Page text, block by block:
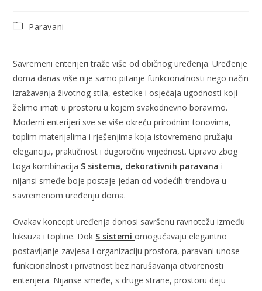
Paravani
Savremeni enterijeri traže više od običnog uređenja. Uređenje
doma danas više nije samo pitanje funkcionalnosti nego način
izražavanja životnog stila, estetike i osjećaja ugodnosti koji
želimo imati u prostoru u kojem svakodnevno boravimo.
Moderni enterijeri sve se više okreću prirodnim tonovima,
toplim materijalima i rješenjima koja istovremeno pružaju
eleganciju, praktičnost i dugoročnu vrijednost. Upravo zbog
toga kombinacija S sistema, dekorativnih paravanai
nijansi smeđe boje postaje jedan od vodećih trendova u
savremenom uređenju doma.
Ovakav koncept uređenja donosi savršenu ravnotežu između
luksuza i topline. Dok S sistemiomogućavaju elegantno
postavljanje zavjesa i organizaciju prostora, paravani unose
funkcionalnost i privatnost bez narušavanja otvorenosti
enterijera. Nijanse smeđe, s druge strane, prostoru daju